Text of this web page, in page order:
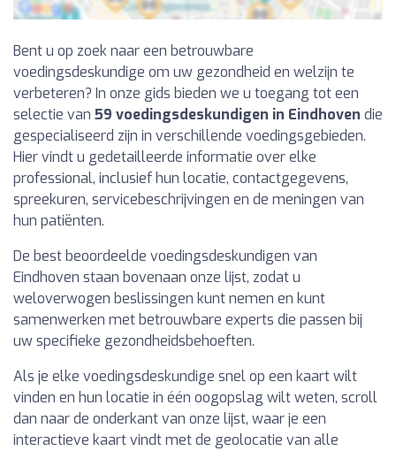
Bent u op zoek naar een betrouwbare
voedingsdeskundige om uw gezondheid en welzijn te
verbeteren? In onze gids bieden we u toegang tot een
selectie van 59 voedingsdeskundigen in Eindhoven die
gespecialiseerd zijn in verschillende voedingsgebieden.
Hier vindt u gedetailleerde informatie over elke
professional, inclusief hun locatie, contactgegevens,
spreekuren, servicebeschrijvingen en de meningen van
hun patiënten.
De best beoordeelde voedingsdeskundigen van
Eindhoven staan bovenaan onze lijst, zodat u
weloverwogen beslissingen kunt nemen en kunt
samenwerken met betrouwbare experts die passen bij
uw specifieke gezondheidsbehoeften.
Als je elke voedingsdeskundige snel op een kaart wilt
vinden en hun locatie in één oogopslag wilt weten, scroll
dan naar de onderkant van onze lijst, waar je een
interactieve kaart vindt met de geolocatie van alle